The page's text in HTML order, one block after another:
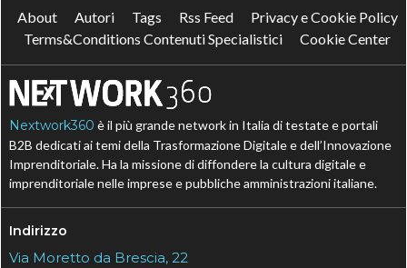
About Autori Tags Rss Feed
Privacy e Cookie Policy
Terms&Conditions Contenuti Specialistici
Cookie Center
Nextwork360 è il più grande network in Italia di testate e portali
B2B dedicati ai temi della Trasformazione Digitale e dell’Innovazione
Imprenditoriale. Ha la missione di diffondere la cultura digitale e
imprenditoriale nelle imprese e pubbliche amministrazioni italiane.
Indirizzo
Via Moretto da Brescia, 22